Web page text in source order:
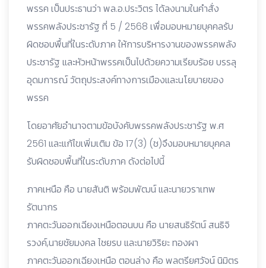
พรรค เป็นประธานว่า พล.อ.ประวิตร ได้ลงนามในคำสั่ง
พรรคพลังประชารัฐ ที่ 5 / 2568 เพื่อมอบหมายบุคคลรับ
ผิดชอบพื้นที่ในระดับภาค ให้การบริหารงานของพรรคพลัง
ประชารัฐ และหัวหน้าพรรคเป็นไปด้วยความเรียบร้อย บรรลุ
อุดมการณ์ วัตถุประสงค์ทางการเมืองและนโยบายของ
พรรค
โดยอาศัยอำนาจตามข้อบังคับพรรคพลังประชารัฐ พ.ศ
2561 และแก้ไขเพิ่มเติม ข้อ 17(3) (ช)จึงมอบหมายบุคคล
รับผิดชอบพื้นที่ในระดับภาค ดังต่อไปนี้
ภาคเหนือ คือ นายสันติ พร้อมพัฒน์ และนายวราเทพ
รัตนากร
ภาคตะวันออกเฉียงเหนือตอนบน คือ นายสนธิรัตน์ สนธิจิ
รวงค์,นายชัยมงคล ไชยรบ และนายวิริยะ ทองผา
ภาคตะวันออกเฉียงเหนือ ตอนล่าง คือ พลตรียศวัจน์ นิมิตร